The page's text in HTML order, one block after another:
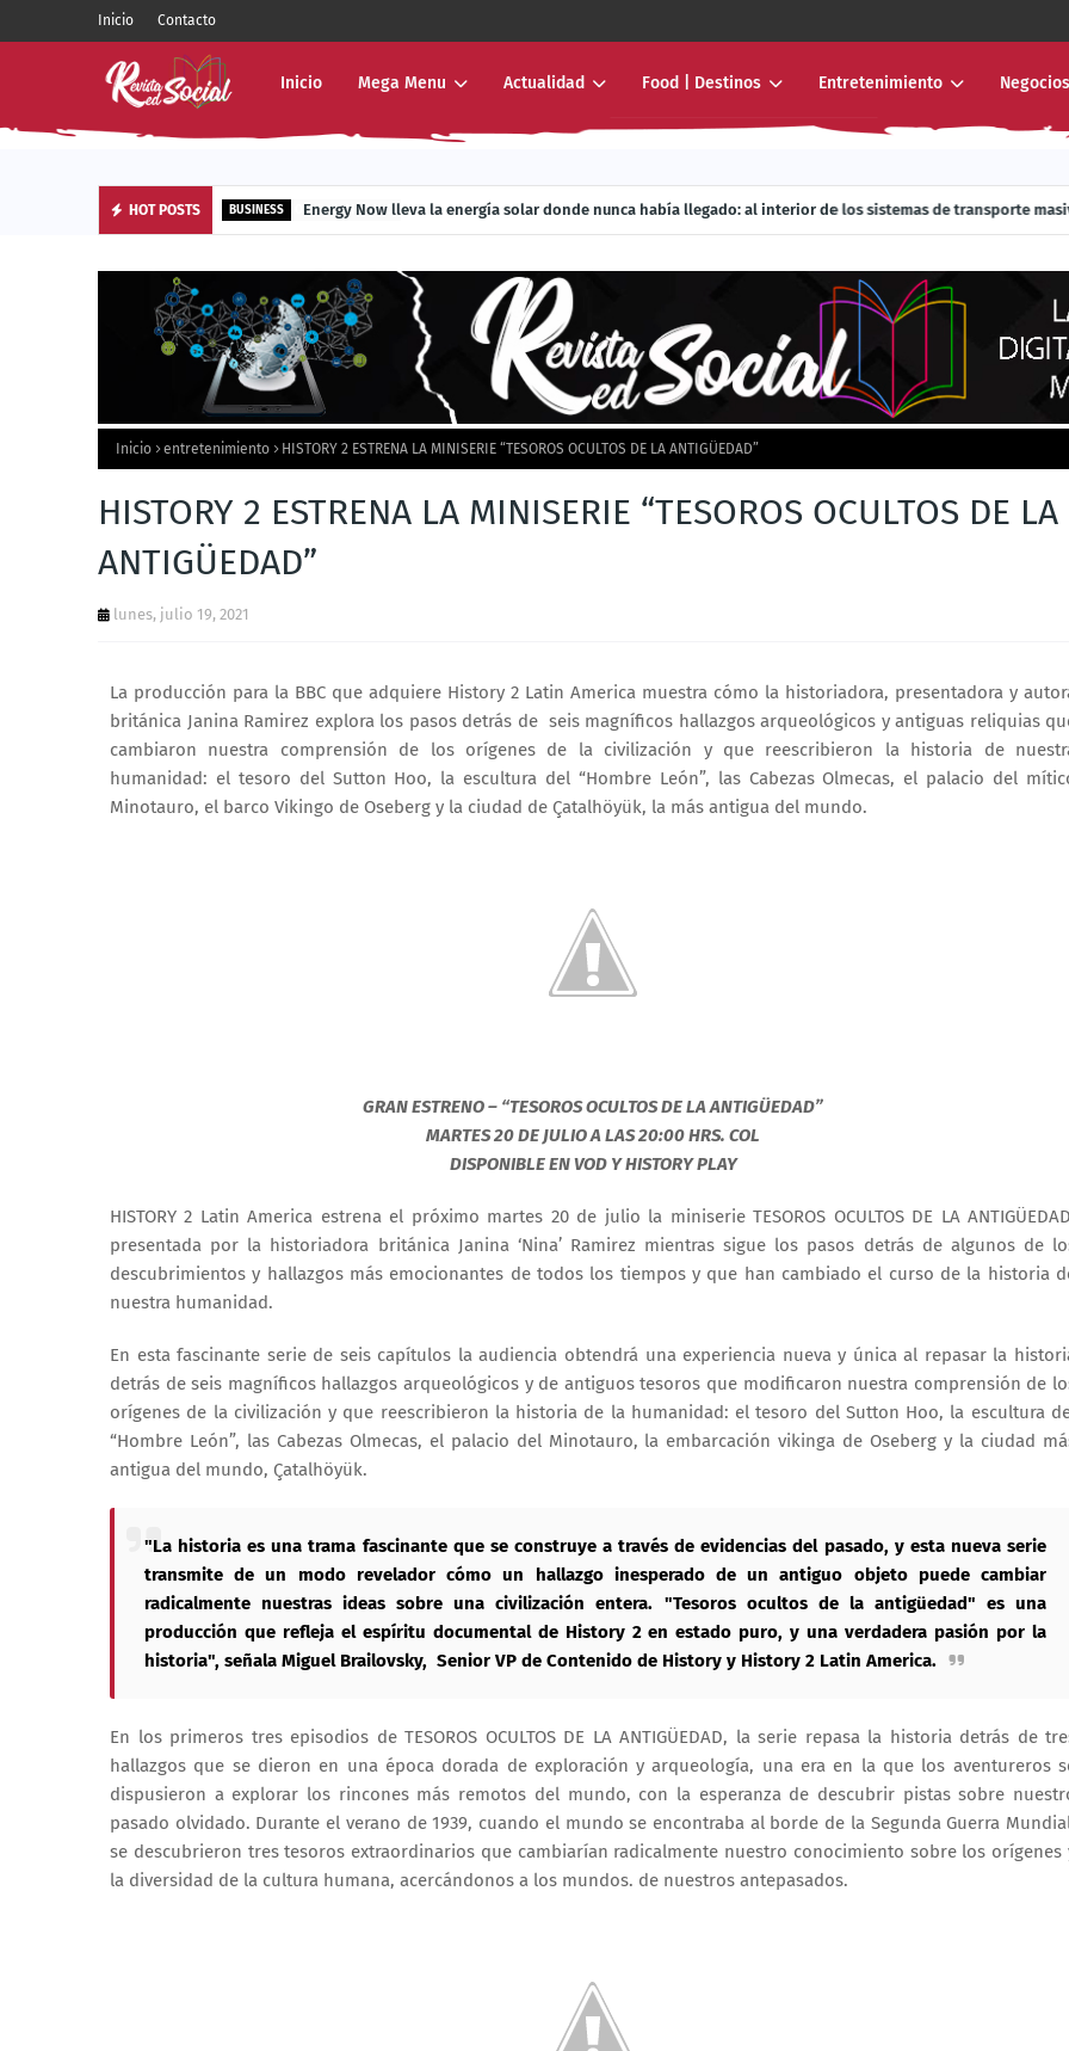
Inicio Contacto
Inicio Mega Menu Actualidad Food | Destinos Entretenimiento
HOT POSTS BUSINESS Energy Now lleva la energía solar donde nunca había llegado: al interior de los sistemas de transporte
Inicio entretenimiento HISTORY 2 ESTRENA LA MINISERIE “TESOROS OCULTOS DE LA ANTIGÜEDAD”
HISTORY 2 ESTRENA LA MINISERIE “TESOROS OCULTOS DE LA
ANTIGÜEDAD”
lunes, julio 19, 2021
La producción para la BBC que adquiere History 2 Latin America muestra cómo la historiadora, presentadora y
británica Janina Ramirez explora los pasos detrás de seis magníficos hallazgos arqueológicos y antiguas reliquias
cambiaron nuestra comprensión de los orígenes de la civilización y que reescribieron la historia de
humanidad: el tesoro del Sutton Hoo, la escultura del “Hombre León”, las Cabezas Olmecas, el palacio del
Minotauro, el barco Vikingo de Oseberg y la ciudad de Çatalhöyük, la más antigua del mundo.
GRAN ESTRENO – “TESOROS OCULTOS DE LA ANTIGÜEDAD”
MARTES 20 DE JULIO A LAS 20:00 HRS. COL
DISPONIBLE EN VOD Y HISTORY PLAY
HISTORY 2 Latin America estrena el próximo martes 20 de julio la miniserie TESOROS OCULTOS DE LA
presentada por la historiadora británica Janina ‘Nina’ Ramirez mientras sigue los pasos detrás de algunos de
descubrimientos y hallazgos más emocionantes de todos los tiempos y que han cambiado el curso de la historia
nuestra humanidad.
En esta fascinante serie de seis capítulos la audiencia obtendrá una experiencia nueva y única al repasar la
detrás de seis magníficos hallazgos arqueológicos y de antiguos tesoros que modificaron nuestra comprensión de
orígenes de la civilización y que reescribieron la historia de la humanidad: el tesoro del Sutton Hoo, la escultura
“Hombre León”, las Cabezas Olmecas, el palacio del Minotauro, la embarcación vikinga de Oseberg y la ciudad
antigua del mundo, Çatalhöyük.
"La historia es una trama fascinante que se construye a través de evidencias del pasado, y esta nueva serie
transmite de un modo revelador cómo un hallazgo inesperado de un antiguo objeto puede cambiar
radicalmente nuestras ideas sobre una civilización entera. "Tesoros ocultos de la antigüedad" es una
producción que refleja el espíritu documental de History 2 en estado puro, y una verdadera pasión por la
historia", señala Miguel Brailovsky, Senior VP de Contenido de History y History 2 Latin America.
En los primeros tres episodios de TESOROS OCULTOS DE LA ANTIGÜEDAD, la serie repasa la historia detrás de
hallazgos que se dieron en una época dorada de exploración y arqueología, una era en la que los aventureros
dispusieron a explorar los rincones más remotos del mundo, con la esperanza de descubrir pistas sobre
pasado olvidado. Durante el verano de 1939, cuando el mundo se encontraba al borde de la Segunda Guerra
se descubrieron tres tesoros extraordinarios que cambiarían radicalmente nuestro conocimiento sobre los orígenes
la diversidad de la cultura humana, acercándonos a los mundos. de nuestros antepasados.